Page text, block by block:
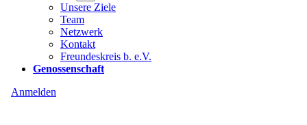
Unsere Ziele
Team
Netzwerk
Kontakt
Freundeskreis b. e.V.
Genossenschaft
Anmelden